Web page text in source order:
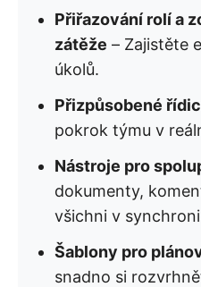
Přiřazování rolí a
zátěže – Zajistěte
úkolů.
Přizpůsobené
pokrok týmu v
Nástroje pro
dokumenty,
všichni v
Šablony pro
snadno si